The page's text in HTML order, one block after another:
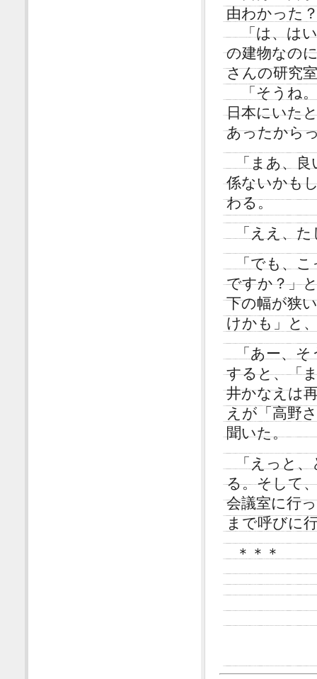
由わかった
「は、はい
の建物なの
さんの研究
「そうね
日本にいた
あったから
「まあ、
係ないかも
わる。
「ええ、
「でも、
ですか？」
下の幅が狭
けかも」と
「あー、
すると、「
井かなえは
えが「高野
聞いた。
「えっと
る。そして
会議室に行
まで呼びに
＊＊＊